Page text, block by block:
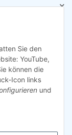
Sie den
YouTube,
können die
Icon links
und